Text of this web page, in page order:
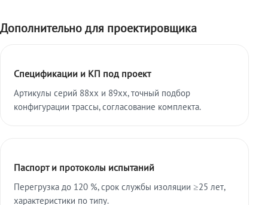
Дополнительно для проектировщика
Спецификации и КП под проект
Артикулы серий 88xx и 89xx, точный подбор
конфигурации трассы, согласование комплекта.
Паспорт и протоколы испытаний
Перегрузка до 120 %, срок службы изоляции ≥25 лет,
характеристики по типу.